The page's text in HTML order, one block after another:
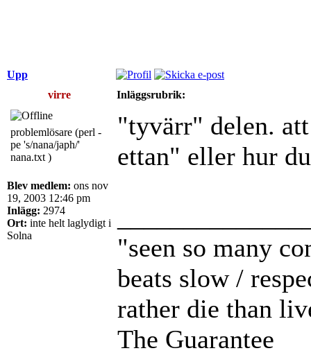
Upp
virre
Inläggsrubrik:
problemlösare (perl -
pe 's/nana/japh/'
nana.txt )
Blev medlem: ons nov
19, 2003 12:46 pm
Inlägg: 2974
Ort: inte helt laglydigt i
Solna
"tyvärr" delen.
ettan" eller hur
"seen so many
beats slow /
rather die than
The Guarantee